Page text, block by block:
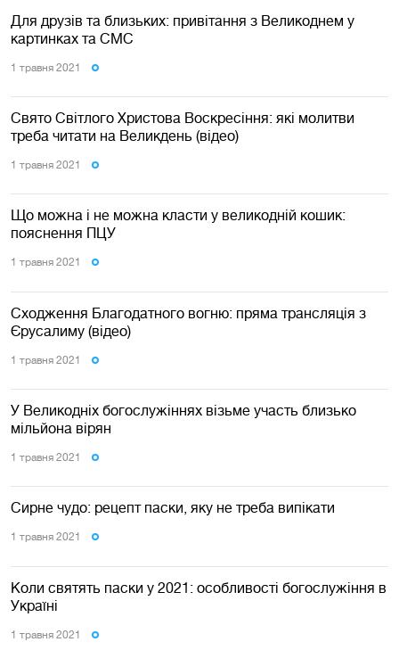
Для друзів та близьких: привітання з Великоднем у
картинках та СМС
1 травня 2021
Свято Світлого Христова Воскресіння: які молитви
треба читати на Великдень (відео)
1 травня 2021
Що можна і не можна класти у великодній кошик:
пояснення ПЦУ
1 травня 2021
Сходження Благодатного вогню: пряма трансляція з
Єрусалиму (відео)
1 травня 2021
У Великодніх богослужіннях візьме участь близько
мільйона вірян
1 травня 2021
Сирне чудо: рецепт паски, яку не треба випікати
1 травня 2021
Коли святять паски у 2021: особливості богослужіння в
Україні
1 травня 2021